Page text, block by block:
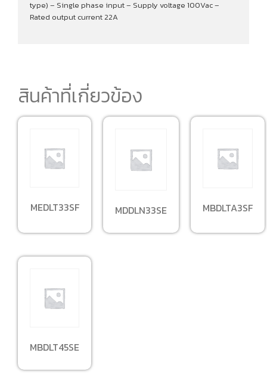
type) – Single phase input – Supply voltage 100Vac –
Rated output current 22A
สินค้าที่เกี่ยวข้อง
MEDLT33SF MDDLN33SE MBDLTA3SF
MBDLT45SE